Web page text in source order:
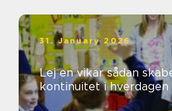
31. January 2026
Lej en vikar sådan skaber du tryghed og
kontinuitet i hverdagen